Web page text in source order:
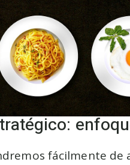
fácilmente